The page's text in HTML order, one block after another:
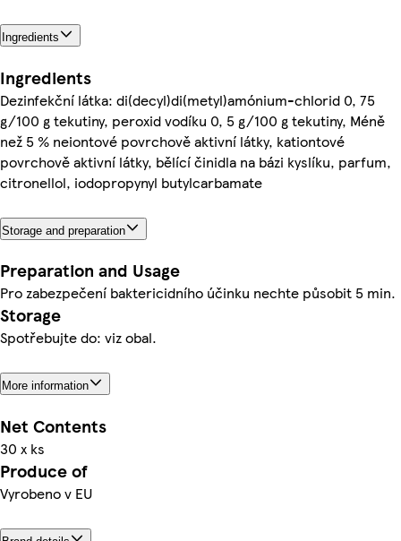
Ingredients
Ingredients
Dezinfekční látka: di(decyl)di(metyl)amónium-chlorid 0, 75
g/100 g tekutiny, peroxid vodíku 0, 5 g/100 g tekutiny, Méně
než 5 % neiontové povrchově aktivní látky, kationtové
povrchově aktivní látky, bělící činidla na bázi kyslíku, parfum,
citronellol, iodopropynyl butylcarbamate
Storage and preparation
Preparation and Usage
Pro zabezpečení baktericidního účinku nechte působit 5 min.
Storage
Spotřebujte do: viz obal.
More information
Net Contents
30 x ks
Produce of
Vyrobeno v EU